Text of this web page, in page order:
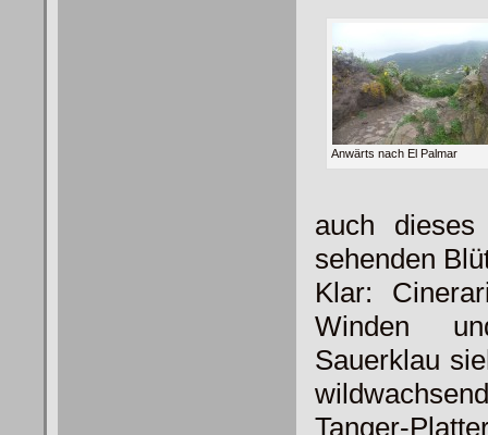
Anwärts nach El Palmar
auch
sehenden
Klar:
Winden
Sauerklau
Tanger-